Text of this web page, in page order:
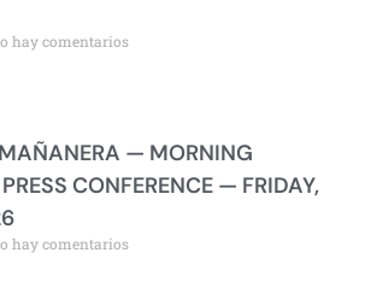
hay comentarios
MAÑANERA — MORNING
CONFERENCE — FRIDAY,
hay comentarios